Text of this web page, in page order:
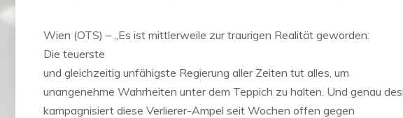
Wien (OTS) – „Es ist mittlerweile zur traurigen Realität geworden:
Die teuerste
und gleichzeitig unfähigste Regierung aller Zeiten tut alles, um
unangenehme Wahrheiten unter dem Teppich zu halten. Und genau
kampagnisiert diese Verlierer-Ampel seit Wochen offen gegen